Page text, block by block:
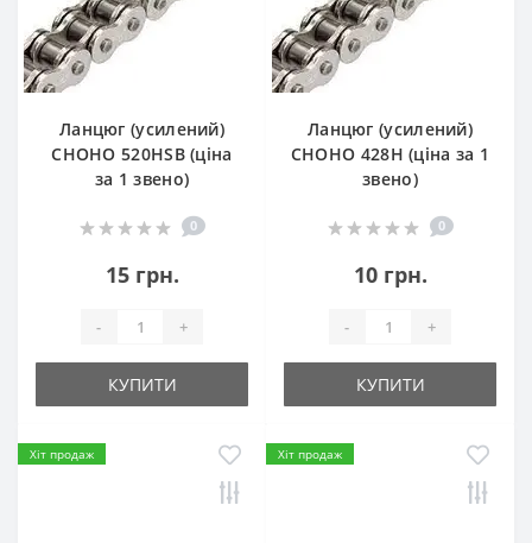
Ланцюг (усилений)
СHOHO 520HSB (ціна
за 1 звено)
0
15 грн.
- +
КУПИТИ
Ланцюг (усилений)
СHOHO 428H (ціна за 1
звено)
0
10 грн.
- +
КУПИТИ
Хіт продаж Хіт продаж